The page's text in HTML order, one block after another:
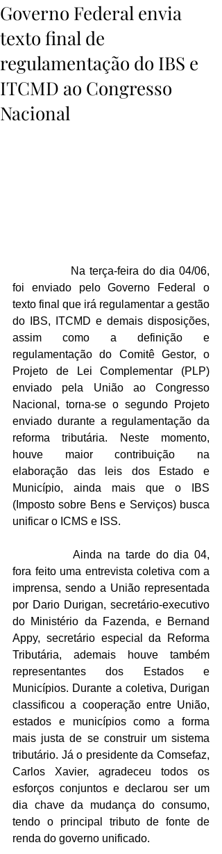
Governo Federal envia
texto final de
regulamentação do IBS e
ITCMD ao Congresso
Nacional
foi enviado pelo Governo Federal o
texto final que irá regulamentar a gestão
do IBS, ITCMD e demais disposições,
assim como a definição e
regulamentação do Comitê Gestor, o
Projeto de Lei Complementar (PLP)
enviado pela União ao Congresso
Nacional, torna-se o segundo Projeto
enviado durante a regulamentação da
reforma tributária. Neste momento,
houve maior contribuição na
elaboração das leis dos Estado e
Município, ainda mais que o IBS
(Imposto sobre Bens e Serviços) busca
unificar o ICMS e ISS.
		Ainda na tarde do dia 04,
fora feito uma entrevista coletiva com a
imprensa, sendo a União representada
por Dario Durigan, secretário-executivo
do Ministério da Fazenda, e Bernand
Appy, secretário especial da Reforma
Tributária, ademais houve também
representantes dos Estados e
Municípios. Durante a coletiva, Durigan
classificou a cooperação entre União,
estados e municípios como a forma
mais justa de se construir um sistema
tributário. Já o presidente da Comsefaz,
Carlos Xavier, agradeceu todos os
esforços conjuntos e declarou ser um
dia chave da mudança do consumo,
tendo o principal tributo de fonte de
renda do governo unificado.